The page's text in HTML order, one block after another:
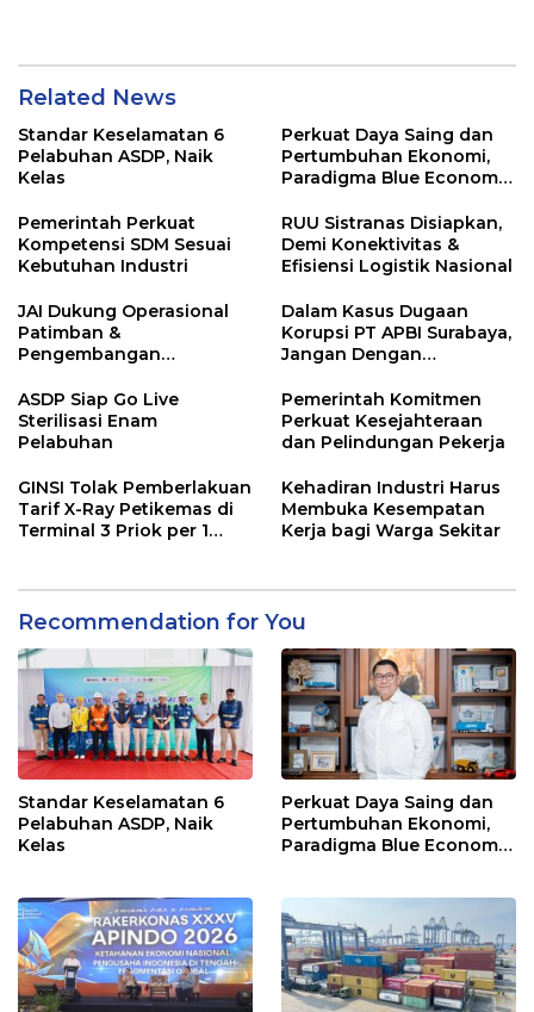
Related News
Standar Keselamatan 6
Pelabuhan ASDP, Naik
Kelas
Perkuat Daya Saing dan
Pertumbuhan Ekonomi,
Paradigma Blue Economy
Pemerintah Perkuat
Kompetensi SDM Sesuai
Kebutuhan Industri
RUU Sistranas Disiapkan,
Demi Konektivitas &
Efisiensi Logistik Nasional
JAI Dukung Operasional
Patimban &
Pengembangan
Nasional
Dalam Kasus Dugaan
Korupsi PT APBI Surabaya,
Jangan Dengan
ASDP Siap Go Live
Sterilisasi Enam
Pelabuhan
Pemerintah Komitmen
Perkuat Kesejahteraan
dan Pelindungan Pekerja
GINSI Tolak Pemberlakuan
Tarif X-Ray Petikemas di
Terminal 3 Priok per 1
Kehadiran Industri Harus
Membuka Kesempatan
Kerja bagi Warga Sekitar
Recommendation for You
Standar Keselamatan 6
Pelabuhan ASDP, Naik
Kelas
Perkuat Daya Saing dan
Pertumbuhan Ekonomi,
Paradigma Blue Economy